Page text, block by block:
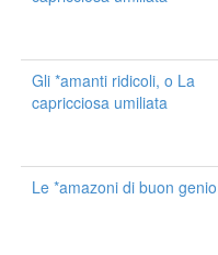
Gli *amanti ridicoli, o La
capricciosa umiliata
Le *amazoni di buon genio